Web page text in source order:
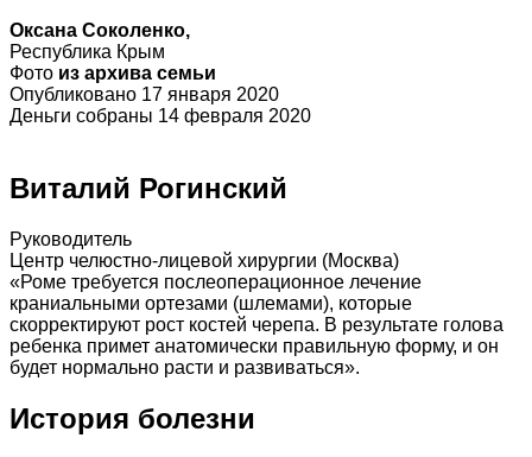
Оксана Соколенко,
Республика Крым
Фото из архива семьи
Опубликовано 17 января 2020
Деньги собраны 14 февраля 2020
Виталий Рогинский
Руководитель
Центр челюстно-лицевой хирургии (Москва)
«Роме требуется послеоперационное лечение
краниальными ортезами (шлемами), которые
скорректируют рост костей черепа. В результате голова
ребенка примет анатомически правильную форму, и он
будет нормально расти и развиваться».
История болезни